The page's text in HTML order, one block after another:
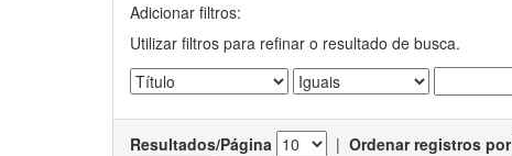
Adicionar filtros:
Utilizar filtros para refinar o resultado de busca.
Resultados/Página | Ordenar registros por